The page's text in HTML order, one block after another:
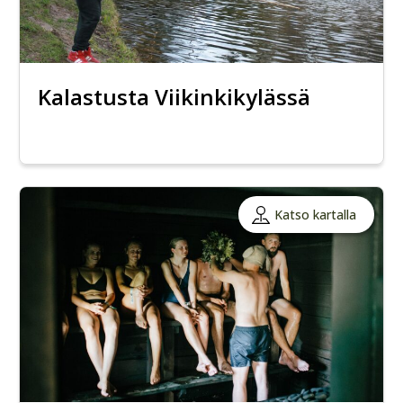
Kalastusta Viikinkikylässä
Katso kartalla